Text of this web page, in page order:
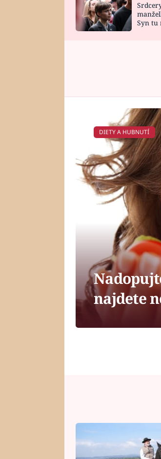
HOROSKOP NA
Syn tu
DIETY A HUBNUTÍ
najdete